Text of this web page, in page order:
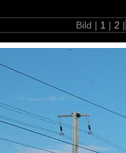
Bild | 1 | 2 |